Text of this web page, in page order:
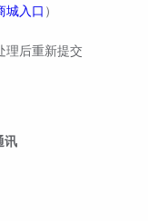
城入口 ）
理后重新提交
讯